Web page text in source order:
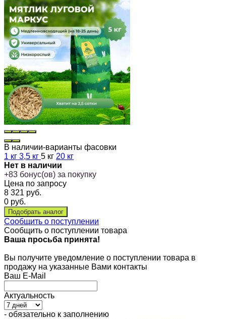
В наличии-варианты фасовки
1 кг 3,5 кг 5 кг 20 кг
Нет в наличии
+83 бонус(ов) за покупку
Цена по запросу
8 321 руб.
0 руб.
Сообщить о поступлении
Сообщить о поступлении товара
Ваша просьба принята!
Вы получите уведомление о поступлении товара в
продажу на указанные Вами контакты
Ваш E-Mail
Актуальность
- обязательно к заполнению